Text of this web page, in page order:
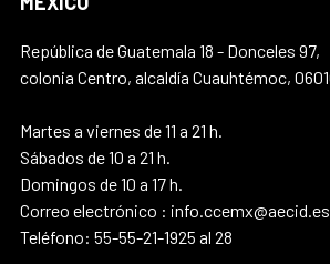
República de Guatemala 18 - Donceles 97,
colonia Centro, alcaldía Cuauhtémoc,
Martes a viernes de 11 a 21 h.
Sábados de 10 a 21 h.
Domingos de 10 a 17 h.
Correo electrónico : info.ccemx@aecid.es
Teléfono: 55-55-21-1925 al 28